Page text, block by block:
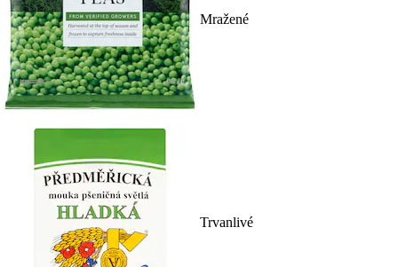
Mražené
Trvanlivé